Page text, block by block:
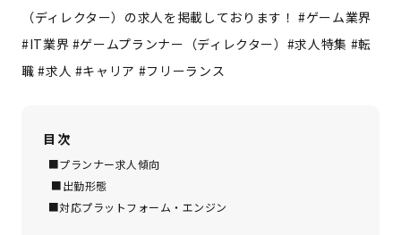
（ディレクター）の求人を掲載しております！ #ゲーム業界
#IT業界 #ゲームプランナー（ディレクター）#求人特集 #転
職 #求人 #キャリア #フリーランス
目次
■プランナー求人傾向
■出勤形態
■対応プラットフォーム・エンジン